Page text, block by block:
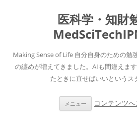
医科学・知財
Making Sense of Life 自分自身のための勉
の纏めが増えてきました。AIも間違えま
たときに直せばいいというス
メニュー コンテンツ